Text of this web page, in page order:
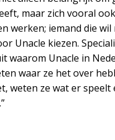
maar zich vooral
werken; iemand die
Unacle kiezen.
waarom Unacle in
waar ze het over
weten ze wat er